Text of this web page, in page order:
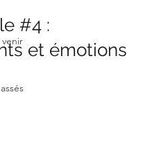
#4 :
et émotions